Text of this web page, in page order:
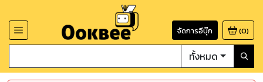
จัดการอีบุ๊ก (0)
ทั้งหมด